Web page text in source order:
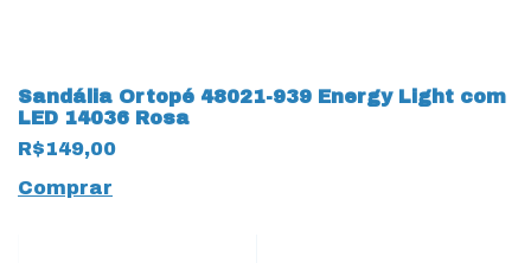
Sandália Ortopé 48021-939 Energy Light com
LED 14036 Rosa
R$149,00
Comprar